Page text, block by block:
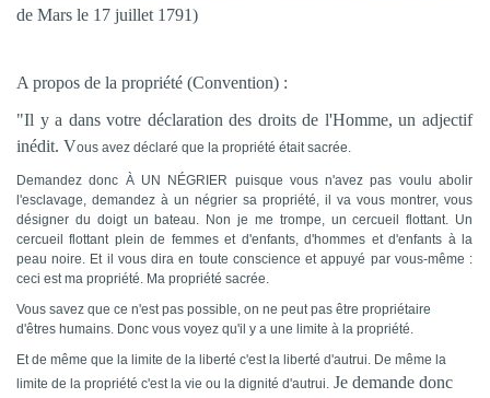
de Mars le 17 juillet 1791)
A propos de la propriété (Convention) :
"Il y a dans votre déclaration des droits de l'Homme, un adjectif
inédit. Vous avez déclaré que la propriété était sacrée.
Demandez donc À UN NÉGRIER puisque vous n'avez pas voulu abolir
l'esclavage, demandez à un négrier sa propriété, il va vous montrer, vous
désigner du doigt un bateau. Non je me trompe, un cercueil flottant. Un
cercueil flottant plein de femmes et d'enfants, d'hommes et d'enfants à la
peau noire. Et il vous dira en toute conscience et appuyé par vous-même :
ceci est ma propriété. Ma propriété sacrée.
Vous savez que ce n'est pas possible, on ne peut pas être propriétaire
d'êtres humains. Donc vous voyez qu'il y a une limite à la propriété.
Et de même que la limite de la liberté c'est la liberté d'autrui. De même la
limite de la propriété c'est la vie ou la dignité d'autrui. Je demande donc